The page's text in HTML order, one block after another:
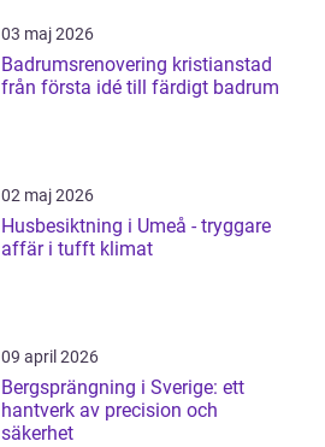
03 maj 2026
Badrumsrenovering kristianstad
från första idé till färdigt badrum
02 maj 2026
Husbesiktning i Umeå - tryggare
affär i tufft klimat
09 april 2026
Bergsprängning i Sverige: ett
hantverk av precision och
säkerhet